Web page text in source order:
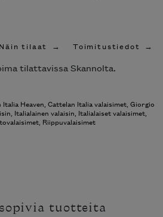
Näin tilaat Toimitustiedot
tilattavissa Skannolta.
Heaven, Cattelan Italia valaisimet, Giorgio
, Italialainen valaisin, Italialaiset valaisimet,
, Riippuvalaisimet
tuotteita